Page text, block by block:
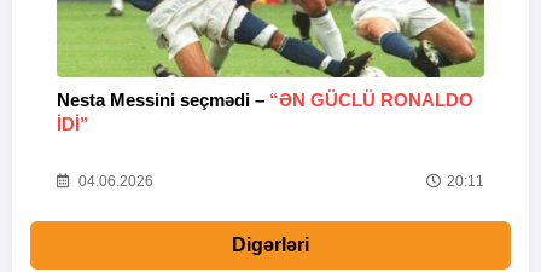
Nesta Messini seçmədi – “ƏN GÜCLÜ RONALDO
IDI”
04.06.2026 20:11
Digərləri